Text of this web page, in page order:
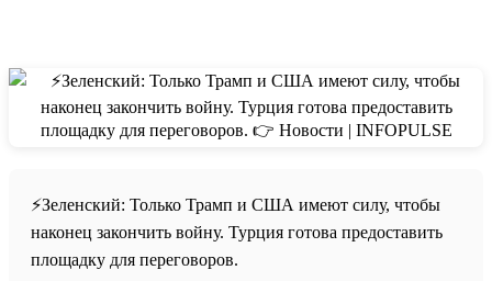
⚡️Зеленский: Только Трамп и США имеют силу, чтобы
наконец закончить войну. Турция готова предоставить
площадку для переговоров.